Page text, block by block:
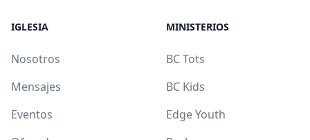
IGLESIA
Nosotros
Mensajes
Eventos
MINISTERIOS
BC Tots
BC Kids
Edge Youth